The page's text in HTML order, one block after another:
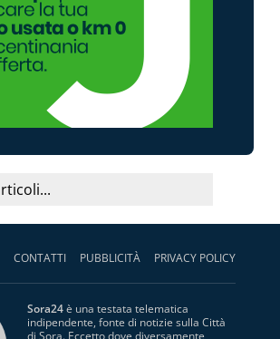
CONTATTI PUBBLICITÀ PRIVACY POLICY
Sora24è una testata telematica
indipendente, fonte di notizie sulla Città